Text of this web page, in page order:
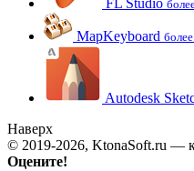
FL Studio
MapKeyboard
Autodesk
Наверх
© 2019-2026, KtonaSoft.ru —
Оцените!